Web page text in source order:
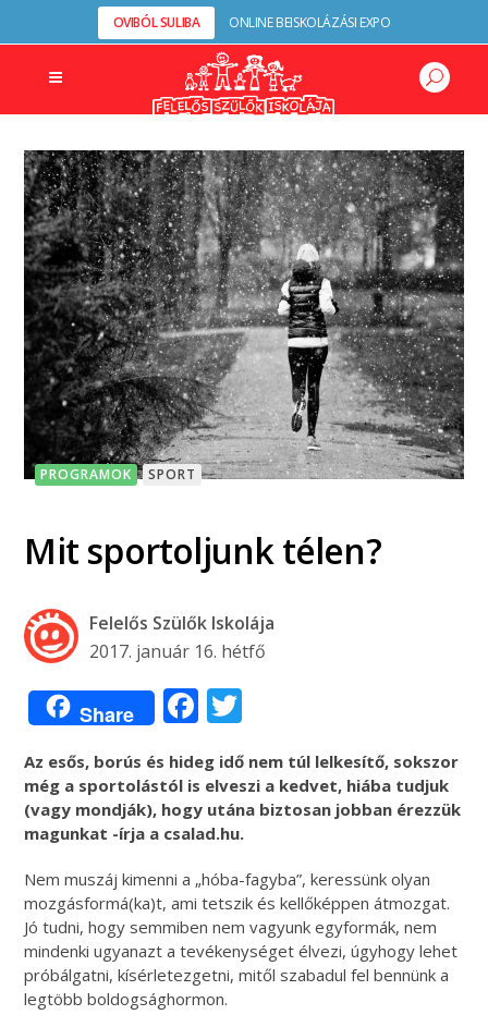
OVIBÓL SULIBA ONLINE BEISKOLÁZÁSI EXPO
PROGRAMOK SPORT
Mit sportoljunk télen?
Felelős Szülők Iskolája
2017. január 16. hétfő
Share Facebook
Az esős, borús és hideg idő nem túl lelkesítő, sokszor
még a sportolástól is elveszi a kedvet, hiába tudjuk
(vagy mondják), hogy utána biztosan jobban érezzük
magunkat -írja a csalad.hu.
Nem muszáj kimenni a „hóba-fagyba”, keressünk olyan
mozgásformá(ka)t, ami tetszik és kellőképpen átmozgat.
Jó tudni, hogy semmiben nem vagyunk egyformák, nem
mindenki ugyanazt a tevékenységet élvezi, úgyhogy lehet
próbálgatni, kísérletezgetni, mitől szabadul fel bennünk a
legtöbb boldogsághormon.